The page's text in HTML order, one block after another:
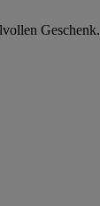
Geschenk.